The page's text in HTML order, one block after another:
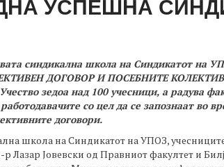
синдикална школа на Синдикатот на
ДОГОВОР И ПОСЕБНИТЕ
зедоа над 100 учесници, а радува
со цел да се запознаат во
договори.
школа на Синдикатот на УПОЗ,
Лазар Јовевски од Правниот факултет и